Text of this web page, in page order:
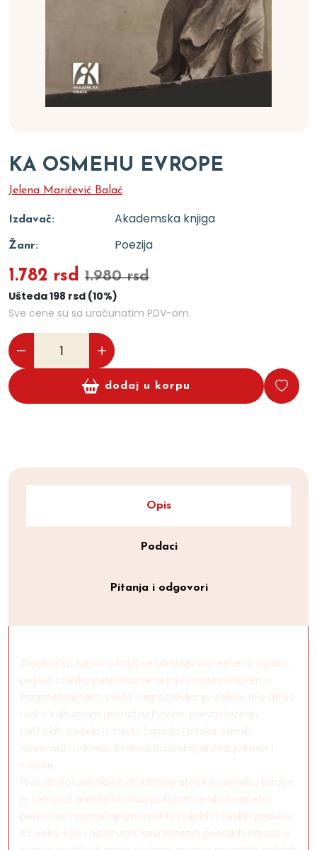
KA OSMEHU EVROPE
Jelena Marićević Balać
Izdavač: Akademska knjiga
Žanr: Poezija
1.782 rsd 1.980 rsd
Ušteda 198 rsd (10%)
Sve cene su sa uračunatim PDV-om.
dodaj u korpu
Opis
Podaci
Pitanja i odgovori
Zajednička tačka u kojoj se ukrštaju savremeno srpsko,
poljsko i češko pesništvo je težnja ka prevazilaženju
fragmentarnosti sveta i uspostavljanju celine, bilo da se
radi o kulturnom jedinstvu Evrope, prevazilaženju
političkih podela između Zapada i Istoka, samih
slovenskih naroda, ili romantičarskoj sintezi prirode i
kulture.
Prof. dr Gorana Raičević Monografija Ka osmehu Evrope
je celovita, analitička studija, kojom je obuhvaćeno
pesništvo najznačajnijih srpskih, poljskih i čeških pesnika
XX veka, kao i niz drugih, savremenih poetskih opusa, u